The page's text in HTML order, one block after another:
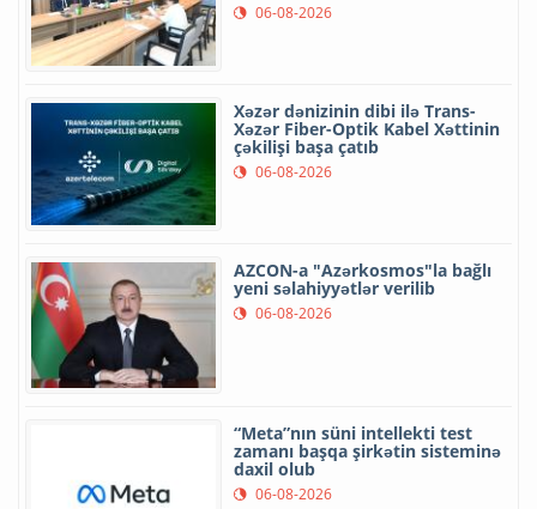
06-08-2026
Xəzər dənizinin dibi ilə Trans-
Xəzər Fiber-Optik Kabel Xəttinin
çəkilişi başa çatıb
06-08-2026
AZCON-a "Azərkosmos"la bağlı
yeni səlahiyyətlər verilib
06-08-2026
“Meta”nın süni intellekti test
zamanı başqa şirkətin sisteminə
daxil olub
06-08-2026